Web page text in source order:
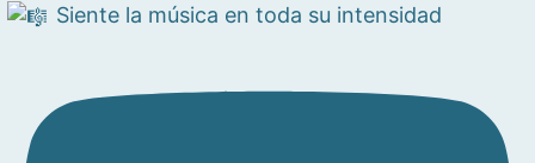
Siente la música en toda su intensidad